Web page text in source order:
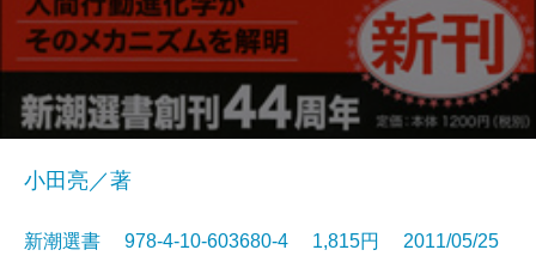
小田亮／著
新潮選書 978-4-10-603680-4 1,815円 2011/05/25